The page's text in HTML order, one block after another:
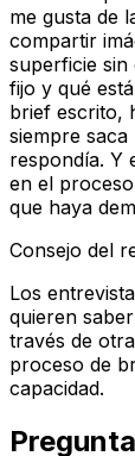
me gusta de
compartir
superficie sin
fijo y qué
brief escrito,
siempre
respondía. Y
en el
que haya
Consejo del
Los
quieren
través de
proceso de
capacidad.